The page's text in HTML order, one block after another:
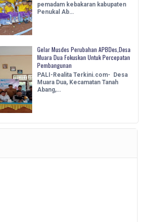
pemadam kebakaran kabupaten
Penukal Ab…
Gelar Musdes Perubahan APBDes,Desa
Muara Dua Fokuskan Untuk Percepatan
Pembangunan
PALI-Realita Terkini.com- Desa
Muara Dua, Kecamatan Tanah
Abang,…